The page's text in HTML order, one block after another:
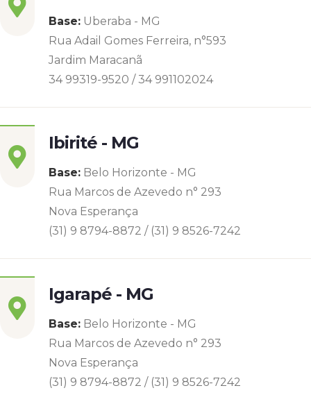
Base: Uberaba - MG
Rua Adail Gomes Ferreira, n°593
Jardim Maracanã
34 99319-9520 / 34 991102024
Ibirité - MG
Base: Belo Horizonte - MG
Rua Marcos de Azevedo n° 293
Nova Esperança
(31) 9 8794-8872 / (31) 9 8526-7242
Igarapé - MG
Base: Belo Horizonte - MG
Rua Marcos de Azevedo n° 293
Nova Esperança
(31) 9 8794-8872 / (31) 9 8526-7242